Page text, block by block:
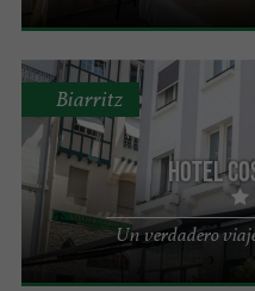
Hotel
Un verdadero
Biarritz